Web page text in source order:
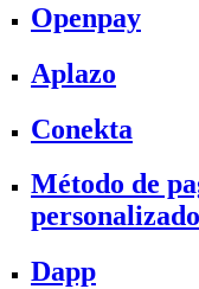
Openpay
Aplazo
Conekta
Método de
personalizado
Dapp